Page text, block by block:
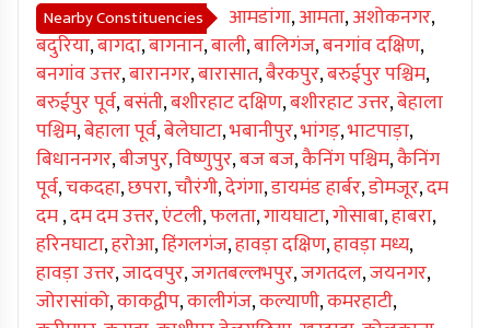
Nearby Constituencies आमडांगा,आमता,अशोकनगर,
बदुरिया,बागदा,बागनान,बाली,बालिगंज,बनगांव दक्षिण,
बनगांव उत्तर,बारानगर,बारासात,बैरकपुर,बरुईपुर पश्चिम,
बरुईपुर पूर्व,बसंती,बशीरहाट दक्षिण,बशीरहाट उत्तर,बेहाला
पश्चिम,बेहाला पूर्व,बेलेघाटा,भबानीपुर,भांगड़,भाटपाड़ा,
बिधाननगर,बीजपुर,विष्णुपुर,बज बज,कैनिंग पश्चिम,कैनिंग
पूर्व,चकदहा,छपरा,चौरंगी,देगंगा,डायमंड हार्बर,डोमजूर,दम
दम,दम दम उत्तर,एंटली,फलता,गायघाटा,गोसाबा,हाबरा,
हरिनघाटा,हरोआ,हिंगलगंज,हावड़ा दक्षिण,हावड़ा मध्य,
हावड़ा उत्तर,जादवपुर,जगतबल्लभपुर,जगतदल,जयनगर,
जोरासांको,काकद्वीप,कालीगंज,कल्याणी,कमरहाटी,